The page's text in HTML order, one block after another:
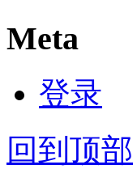
Meta
登录
回到顶部